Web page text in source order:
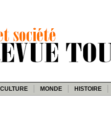
CULTURE MONDE HISTOIRE